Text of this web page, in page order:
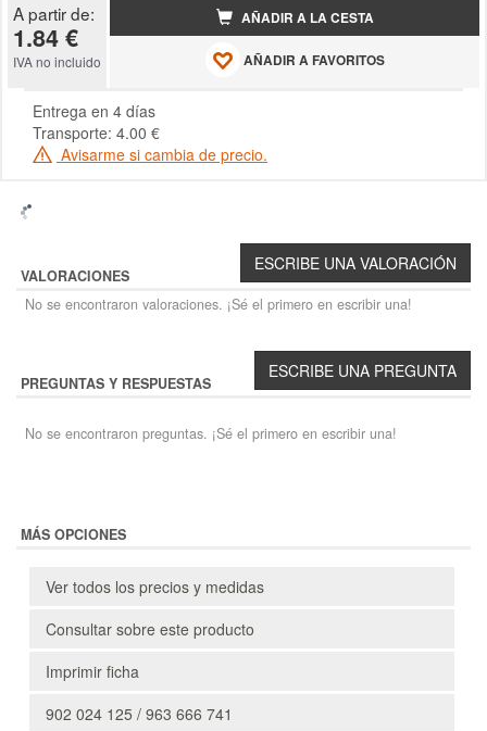
A partir de:
1.84 €
IVA no incluido
AÑADIR A LA CESTA
AÑADIR A FAVORITOS
Entrega en 4 días
Transporte: 4.00 €
Avisarme si cambia de precio.
VALORACIONES
No se encontraron valoraciones. ¡Sé el primero en escribir una!
PREGUNTAS Y RESPUESTAS
No se encontraron preguntas. ¡Sé el primero en escribir una!
MÁS OPCIONES
Ver todos los precios y medidas
Consultar sobre este producto
Imprimir ficha
902 024 125 / 963 666 741